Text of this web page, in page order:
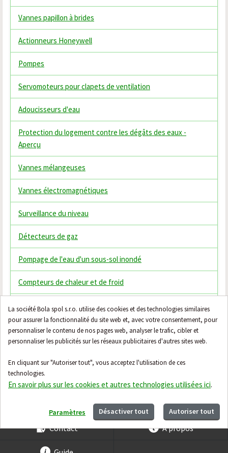
La société Bola spol s.r.o. utilise des cookies et des technologies similaires
pour assurer la fonctionnalité du site web et, avec votre consentement, pour
personnaliser le contenu de nos pages web, analyser le trafic, cibler et
personnaliser les publicités sur les réseaux publicitaires d'autres sites web.
En cliquant sur "Autoriser tout", vous acceptez l'utilisation de ces
technologies.
En savoir plus sur les cookies et autres technologies utilisées ici.
Paramètres Désactiver tout Autoriser tout
Vannes papillon à brides
Actionneurs Honeywell
Pompes
Servomoteurs pour clapets de ventilation
Adoucisseurs d'eau
Protection du logement contre les dégâts des eaux -
Aperçu
Vannes mélangeuses
Vannes électromagnétiques
Surveillance du niveau
Détecteurs de gaz
Pompage de l'eau d'un sous-sol inondé
Compteurs de chaleur et de froid
Thermostats
Vannes mélangeuses thermostatiques
Honeywell Evohome
Contact À propos